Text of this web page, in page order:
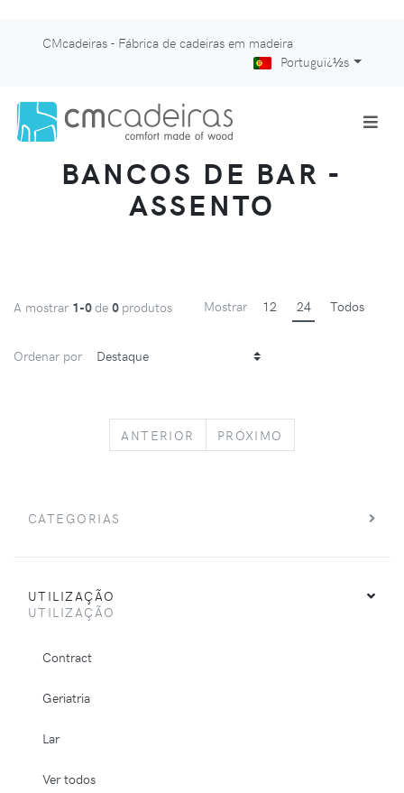
CMcadeiras - Fábrica de cadeiras em madeira
Portuguï¿½s
BANCOS DE BAR -
ASSENTO
A mostrar 1-0de 0 produtos Mostrar 12 24 Todos
Ordenar por
ANTERIOR PREVIOUS
PRÓXIMO
CATEGORIAS
UTILIZAÇÃO
UTILIZAÇÃO
Contract
Geriatria
Lar
Ver todos